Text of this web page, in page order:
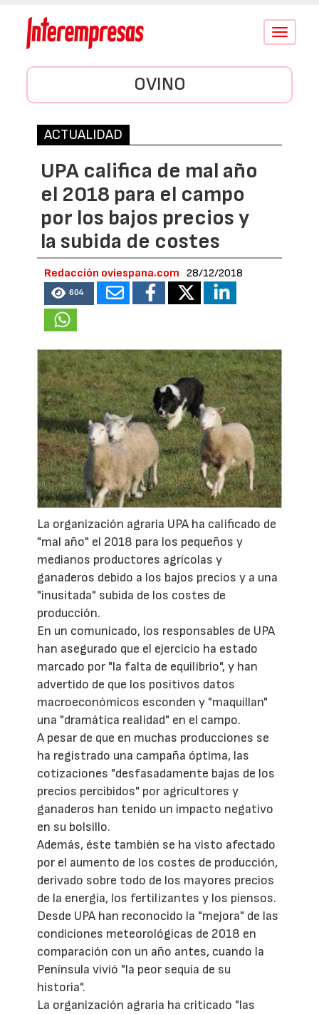
Conmutar
OVINO
ACTUALIDAD
UPA califica de mal año
el 2018 para el campo
por los bajos precios y
la subida de costes
Redacción oviespana.com 28/12/2018
604
La organización agraria UPA ha calificado de
"mal año" el 2018 para los pequeños y
medianos productores agrícolas y
ganaderos debido a los bajos precios y a una
"inusitada" subida de los costes de
producción.
En un comunicado, los responsables de UPA
han asegurado que el ejercicio ha estado
marcado por "la falta de equilibrio", y han
advertido de que los positivos datos
macroeconómicos esconden y "maquillan"
una "dramática realidad" en el campo.
A pesar de que en muchas producciones se
ha registrado una campaña óptima, las
cotizaciones "desfasadamente bajas de los
precios percibidos" por agricultores y
ganaderos han tenido un impacto negativo
en su bolsillo.
Además, éste también se ha visto afectado
por el aumento de los costes de producción,
derivado sobre todo de los mayores precios
de la energía, los fertilizantes y los piensos.
Desde UPA han reconocido la "mejora" de las
condiciones meteorológicas de 2018 en
comparación con un año antes, cuando la
Península vivió "la peor sequía de su
historia".
La organización agraria ha criticado "las